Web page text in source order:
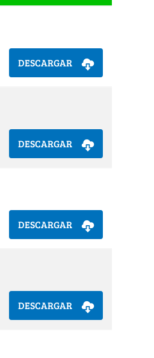
DESCARGAR
DESCARGAR
DESCARGAR
DESCARGAR